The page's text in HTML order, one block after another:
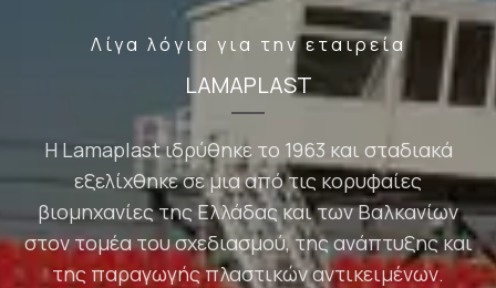
Λίγα λόγια για την εταιρεία
LAMAPLAST
H Lamaplast ιδρύθηκε το 1963 και σταδιακά
εξελίχθηκε σε μια από τις κορυφαίες
βιομηχανίες της Ελλάδας και των Βαλκανίων
στον τομέα του σχεδιασμού, της ανάπτυξης και
της παραγωγής πλαστικών αντικειμένων.